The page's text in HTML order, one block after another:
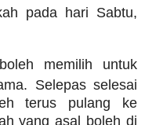
pada hari Sabtu,
memilih untuk
Selepas selesai
terus pulang ke
yang asal boleh di